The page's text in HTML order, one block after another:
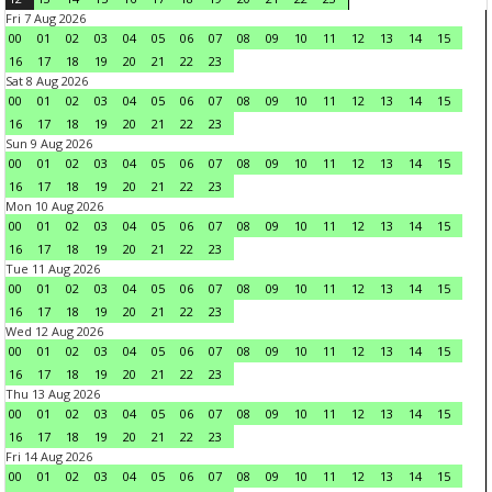
Fri 7 Aug 2026
00
01 02 03 04 05 06 07 08 09 10 11 12 13 14
15
16
17 18 19 20 21 22
23
Sat 8 Aug 2026
00
01 02 03 04 05 06 07 08 09 10 11 12 13 14
15
16
17 18 19 20 21 22
23
Sun 9 Aug 2026
00
01 02 03 04 05 06 07 08 09 10 11 12 13 14
15
16
17 18 19 20 21 22
23
Mon 10 Aug 2026
00
01 02 03 04 05 06 07 08 09 10 11 12 13 14
15
16
17 18 19 20 21 22
23
Tue 11 Aug 2026
00
01 02 03 04 05 06 07 08 09 10 11 12 13 14
15
16
17 18 19 20 21 22
23
Wed 12 Aug 2026
00
01 02 03 04 05 06 07 08 09 10 11 12 13 14
15
16
17 18 19 20 21 22
23
Thu 13 Aug 2026
00
01 02 03 04 05 06 07 08 09 10 11 12 13 14
15
16
17 18 19 20 21 22
23
Fri 14 Aug 2026
00
01 02 03 04 05 06 07 08 09 10 11 12 13 14
15